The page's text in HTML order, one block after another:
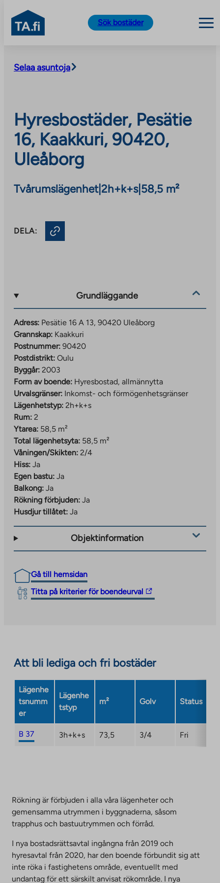
content
TA.fi
Sök bostäder
Selaa asuntoja
Hyresbostäder, Pesätie
16, Kaakkuri, 90420,
Uleåborg
Tvårumslägenhet|2h+k+s| 58,5 m²
DELA:
Grundläggande
Adress: Pesätie 16 A 13, 90420 Uleåborg
Grannskap: Kaakkuri
Postnummer: 90420
Postdistrikt: Oulu
Byggår: 2003
Form av boende: Hyresbostad, allmännytta
Urvalsgränser: Inkomst- och förmögenhetsgränser
Lägenhetstyp: 2h+k+s
Rum: 2
Ytarea: 58,5 m²
Total lägenhetsyta: 58,5 m²
Våningen/Skikten: 2/4
Hiss: Ja
Egen bastu: Ja
Balkong: Ja
Rökning förbjuden: Ja
Husdjur tillåtet: Ja
Objektinformation
Gå till hemsidan
Titta på kriterier för boendeurval
The
link
external
Link
opens
a
new
tab
Att bli lediga och fri bostäder
Lägenhe
tsnumm
er
Lägenhe
tstyp
m² Golv Status
B 37 3h+k+s 73,5 3/4 Fri
Rökning är förbjuden i alla våra lägenheter och
gemensamma utrymmen i byggnaderna, såsom
trapphus och bastuutrymmen och förråd.
I nya bostadsrättsavtal ingångna från 2019 och
hyresavtal från 2020, har den boende förbundit sig att
inte röka i fastighetens område, eventuellt med
undantag för ett särskilt anvisat rökområde. I nya